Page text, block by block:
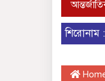
শিরোনাম :